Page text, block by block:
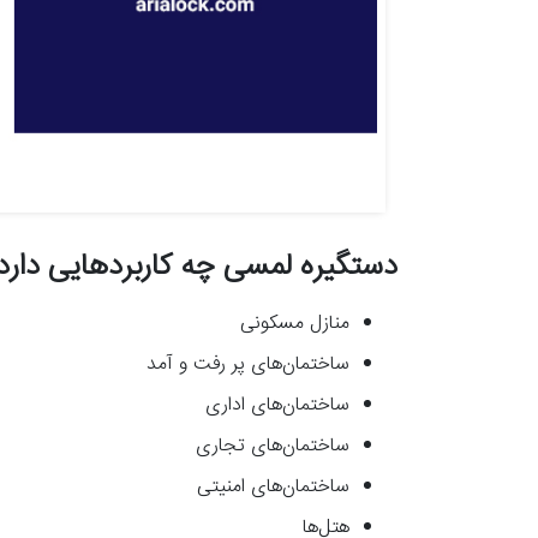
دستگیره لمسی چه کاربردهایی
منازل مسکونی
ساختمان‌های پر رفت و آمد
ساختمان‌های اداری
ساختمان‌های تجاری
ساختمان‌های امنیتی
هتل‌ها